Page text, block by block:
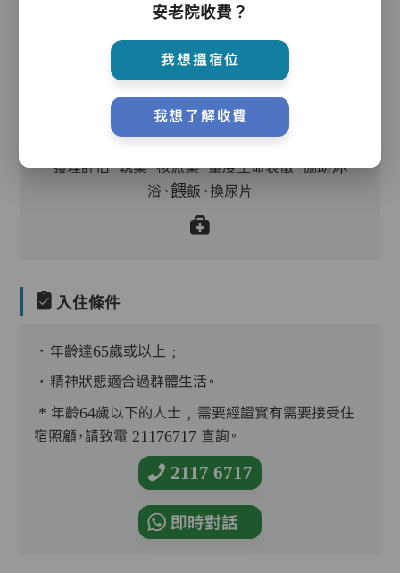
護理服務
護理評估、執藥、核派藥、量度生命表徵、協助沐
浴、餵飯、換尿片
入住條件
．年齡達65歲或以上﹔
．精神狀態適合過群體生活。
* 年齡64歲以下的人士﹐需要經證實有需要接受住
宿照顧，請致電 21176717 查詢。
2117 6717
即時對話
安老院收費？
我想搵宿位
我想了解收費